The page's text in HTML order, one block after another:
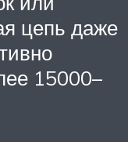
цепь даже
15000–